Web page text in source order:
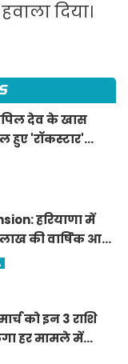
दिया।
देव के खास
हुए 'रॉकस्टार'
वाले बने मात्र
हरियाणा में
की वार्षिक आय
भी मिलेगी बुढ़ापा
को इन 3 राशि
हर मामले में
पढ़ें 12 राशियों का